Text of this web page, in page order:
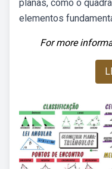
planas, como o
elementos
For more